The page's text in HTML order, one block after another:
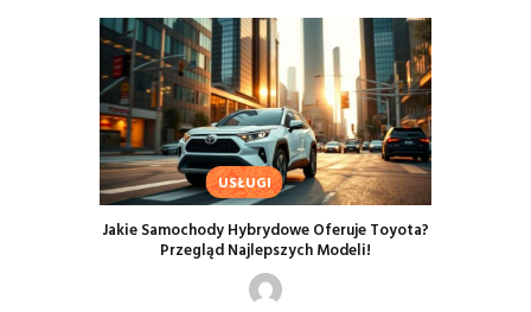
USŁUGI
Jakie Samochody Hybrydowe Oferuje Toyota?
Przegląd Najlepszych Modeli!